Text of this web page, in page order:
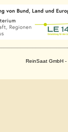
ReinSaat GmbH